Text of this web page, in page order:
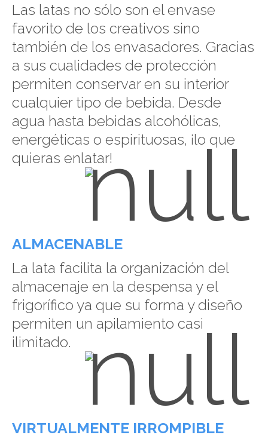
Las latas no sólo son el envase
favorito de los creativos sino
también de los envasadores. Gracias
a sus cualidades de protección
permiten conservar en su interior
cualquier tipo de bebida. Desde
agua hasta bebidas alcohólicas,
energéticas o espirituosas, ¡lo que
quieras enlatar!
ALMACENABLE
La lata facilita la organización del
almacenaje en la despensa y el
frigorífico ya que su forma y diseño
permiten un apilamiento casi
ilimitado.
VIRTUALMENTE IRROMPIBLE